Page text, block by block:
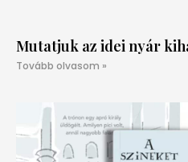
Mutatjuk az idei nyár
Tovább olvasom »